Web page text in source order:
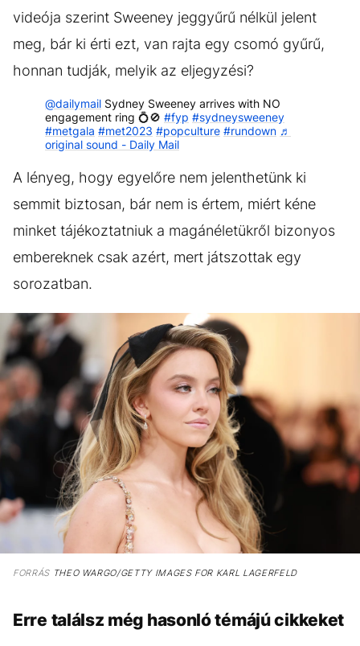
videója szerint Sweeney jeggyűrű nélkül jelent
meg, bár ki érti ezt, van rajta egy csomó gyűrű,
honnan tudják, melyik az eljegyzési?
@dailymail Sydney Sweeney arrives with NO
engagement ring 💍🚫 #fyp #sydneysweeney
#metgala #met2023 #popculture #rundown ♬
original sound - Daily Mail
A lényeg, hogy egyelőre nem jelenthetünk ki
semmit biztosan, bár nem is értem, miért kéne
minket tájékoztatniuk a magánéletükről bizonyos
embereknek csak azért, mert játszottak egy
sorozatban.
FORRÁSTHEO WARGO/GETTY IMAGES FOR KARL LAGERFELD
Erre találsz még hasonló témájú cikkeket